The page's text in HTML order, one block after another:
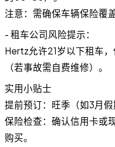
注意：需确保车辆保险覆
- 租车公司风险提示：
Hertz允许21岁以下租车
（若事故需自费维修）。
实用小贴士
提前预订：旺季（如3月假
保险检查：确认信用卡或
购买。